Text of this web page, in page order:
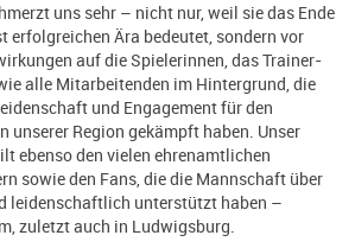
uns sehr – nicht nur, weil sie das Ende
erfolgreichen Ära bedeutet, sondern vor
auf die Spielerinnen, das Trainer-
alle Mitarbeitenden im Hintergrund, die
und Engagement für den
unserer Region gekämpft haben. Unser
ebenso den vielen ehrenamtlichen
sowie den Fans, die die Mannschaft über
leidenschaftlich unterstützt haben –
zuletzt auch in Ludwigsburg.